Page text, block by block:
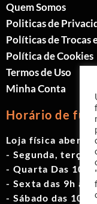
Quem Somos
Politicas de
Políticas de Trocas
Política de Cookies
Termos de Uso
Minha Conta
Horário de
Loja física aberta
- Segunda, terça
- Quarta Das 10h
- Sexta das 9h às
- Sábado das 10h